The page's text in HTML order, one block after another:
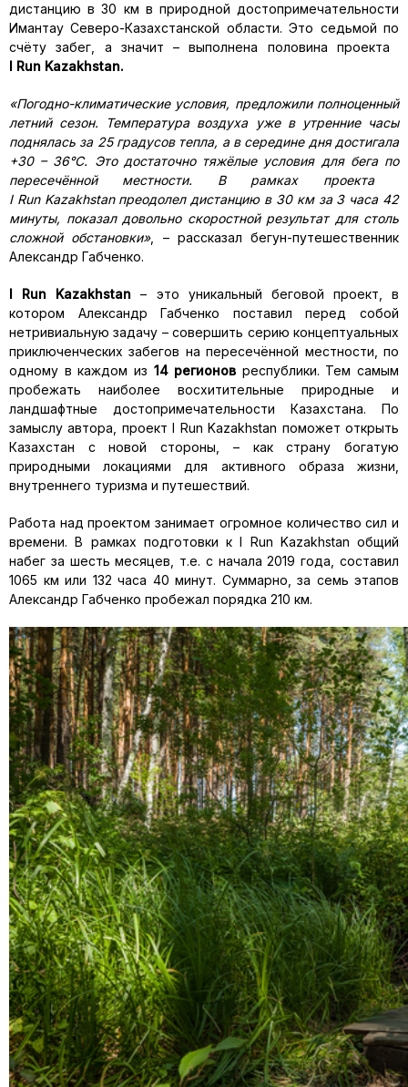
дистанцию в 30 км в природной достопримечательности
Имантау Северо-Казахстанской области. Это седьмой по
счёту забег, а значит – выполнена половина проекта
I Run Kazakhstan.
«Погодно-климатические условия, предложили полноценный
летний сезон. Температура воздуха уже в утренние часы
поднялась за 25 градусов тепла, а в середине дня достигала
+30 – 36°С. Это достаточно тяжёлые условия для бега по
пересечённой местности. В рамках проекта
I Run Kazakhstanпреодолел дистанцию в 30 км за 3 часа 42
минуты, показал довольно скоростной результат для столь
сложной обстановки», – рассказал бегун-путешественник
Александр Габченко.
I Run Kazakhstan – это уникальный беговой проект, в
котором Александр Габченко поставил перед собой
нетривиальную задачу – совершить серию концептуальных
приключенческих забегов на пересечённой местности, по
одному в каждом из 14 регионов республики. Тем самым
пробежать наиболее восхитительные природные и
ландшафтные достопримечательности Казахстана. По
замыслу автора, проект I Run Kazakhstan поможет открыть
Казахстан с новой стороны, – как страну богатую
природными локациями для активного образа жизни,
внутреннего туризма и путешествий.
Работа над проектом занимает огромное количество сил и
времени. В рамках подготовки к I Run Kazakhstan общий
набег за шесть месяцев, т.е. с начала 2019 года, составил
1065 км или 132 часа 40 минут. Суммарно, за семь этапов
Александр Габченко пробежал порядка 210 км.